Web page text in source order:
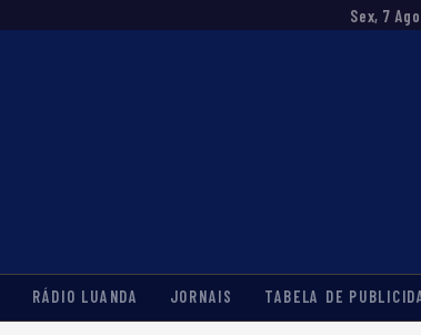
Sex, 7
RÁDIO LUANDA JORNAIS TABELA DE